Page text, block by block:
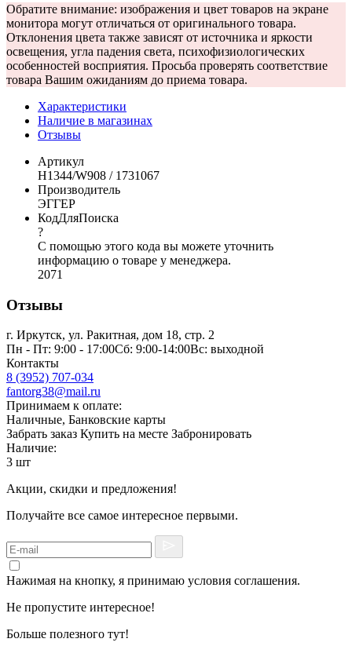
Обратите внимание: изображения и цвет товаров на экране
монитора могут отличаться от оригинального товара.
Отклонения цвета также зависят от источника и яркости
освещения, угла падения света, психофизиологических
особенностей восприятия. Просьба проверять соответствие
товара Вашим ожиданиям до приема товара.
Характеристики
Наличие в магазинах
Отзывы
Артикул
H1344/W908 / 1731067
Производитель
ЭГГЕР
КодДляПоиска
?
С помощью этого кода вы можете уточнить
информацию о товаре у менеджера.
2071
Отзывы
г. Иркутск, ул. Ракитная, дом 18, стр. 2
Пн - Пт: 9:00 - 17:00Сб: 9:00-14:00Вс: выходной
Контакты
8 (3952) 707-034
fantorg38@mail.ru
Принимаем к оплате:
Наличные, Банковские карты
Забрать заказ Купить на месте Забронировать
Наличие:
3 шт
Акции, скидки и предложения!
Получайте все самое интересное первыми.
Нажимая на кнопку, я принимаю условия соглашения.
Не пропустите интересное!
Больше полезного тут!